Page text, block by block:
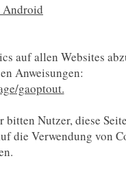
Android
auf allen Websites
Anweisungen:
gaoptout.
Nutzer, diese
die Verwendung von